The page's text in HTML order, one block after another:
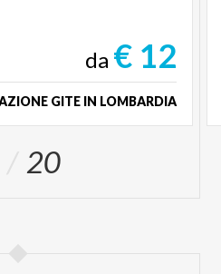
da € 12
GITE IN LOMBARDIA
20